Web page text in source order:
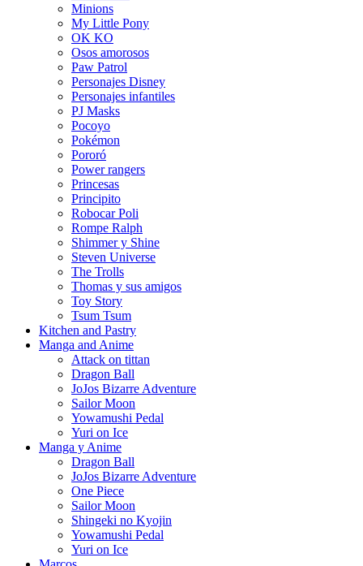
Minions
My Little Pony
OK KO
Osos amorosos
Paw Patrol
Personajes Disney
Personajes infantiles
PJ Masks
Pocoyo
Pokémon
Pororó
Power rangers
Princesas
Principito
Robocar Poli
Rompe Ralph
Shimmer y Shine
Steven Universe
The Trolls
Thomas y sus amigos
Toy Story
Tsum Tsum
Kitchen and Pastry
Manga and Anime
Attack on tittan
Dragon Ball
JoJos Bizarre Adventure
Sailor Moon
Yowamushi Pedal
Yuri on Ice
Manga y Anime
Dragon Ball
JoJos Bizarre Adventure
One Piece
Sailor Moon
Shingeki no Kyojin
Yowamushi Pedal
Yuri on Ice